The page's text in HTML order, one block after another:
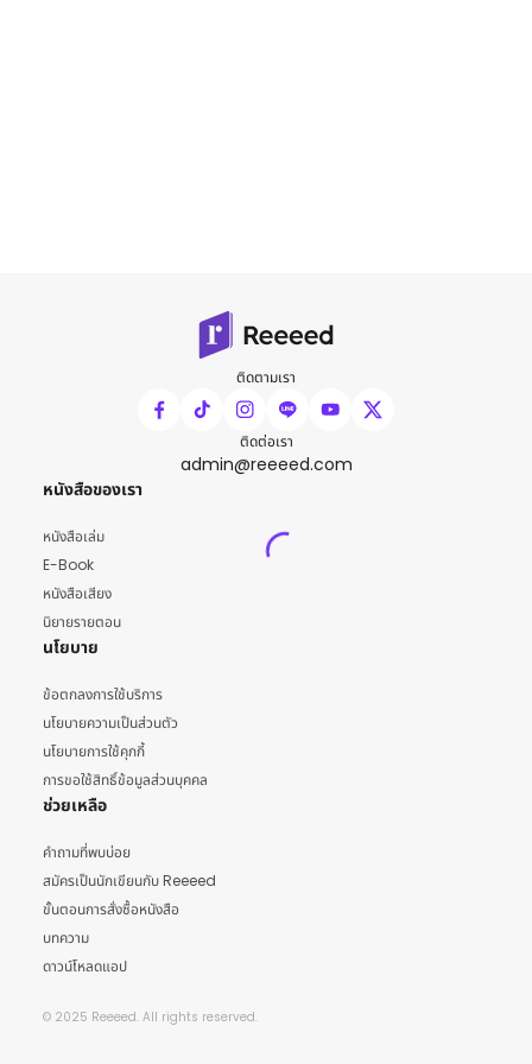
ติดตามเรา
ติดต่อเรา
admin@reeeed.com
หนังสือของเรา
หนังสือเล่ม
E-Book
หนังสือเสียง
นิยายรายตอน
นโยบาย
ข้อตกลงการใช้บริการ
นโยบายความเป็นส่วนตัว
นโยบายการใช้คุกกี้
การขอใช้สิทธิ์ข้อมูลส่วนบุคคล
ช่วยเหลือ
คำถามที่พบบ่อย
สมัครเป็นนักเขียนกับ Reeeed
ขั้นตอนการสั่งซื้อหนังสือ
บทความ
ดาวน์โหลดแอป
© 2025 Reeeed. All rights reserved.